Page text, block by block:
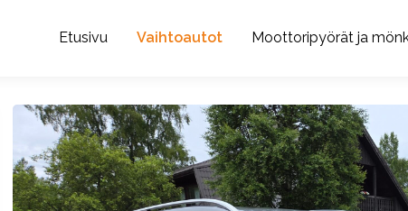
Etusivu
Vaihtoautot Moottoripyörät ja